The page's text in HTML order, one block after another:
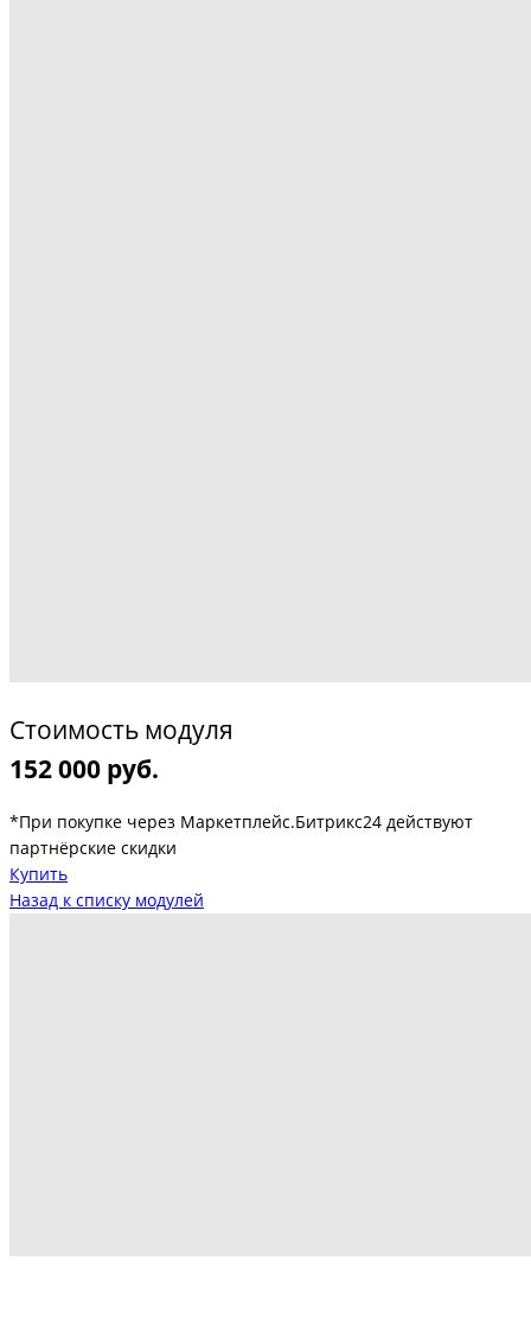
Стоимость модуля
152 000 руб.
*При покупке через Маркетплейс.Битрикс24 действуют
партнёрские скидки
Купить
Назад к списку модулей